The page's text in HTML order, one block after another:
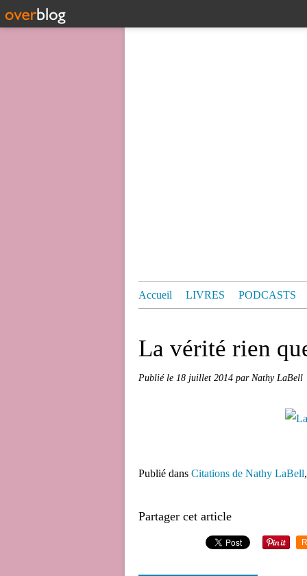
Accueil LIVRES PODCASTS
La vérité rien
Publié le 18 juillet 2014 par Nathy LaBell
Publié dans Citations de Nathy LaBell,
Partager cet article